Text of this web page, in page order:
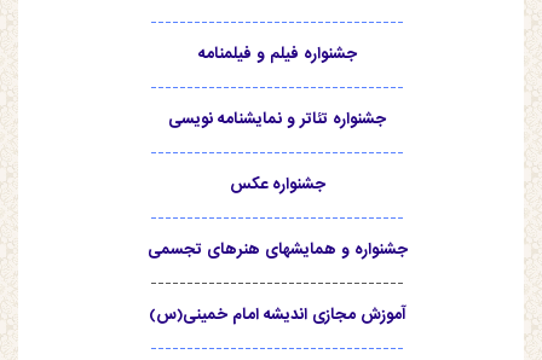
-----------------------------------
جشنواره فیلم و فیلمنامه
-----------------------------------
جشنواره تئاتر و نمایشنامه نویسی
-----------------------------------
جشنواره عکس
-----------------------------------
جشنواره و همایشهای هنرهای تجسمی
-----------------------------------
آموزش مجازی اندیشه امام خمینی(س)
-----------------------------------